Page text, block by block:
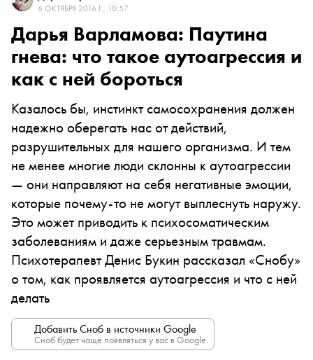
6 ОКТЯБРЯ 2016 Г., 10:57
Дарья Варламова: Паутина
гнева: что такое аутоагрессия и
как с ней бороться
Казалось бы, инстинкт самосохранения должен
надежно оберегать нас от действий,
разрушительных для нашего организма. И тем
не менее многие люди склонны к аутоагрессии
— они направляют на себя негативные эмоции,
которые почему-то не могут выплеснуть наружу.
Это может приводить к психосоматическим
заболеваниям и даже серьезным травмам.
Психотерапевт Денис Букин рассказал «Снобу»
о том, как проявляется аутоагрессия и что с ней
делать
Добавить Сноб в источники Google
Сноб будет чаще появляться у вас в Google.